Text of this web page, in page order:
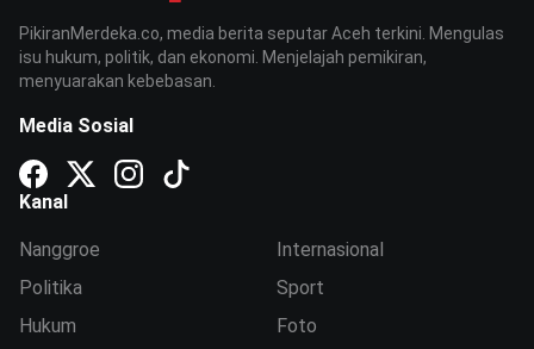
PikiranMerdeka.co, media berita seputar Aceh terkini. Mengulas
isu hukum, politik, dan ekonomi. Menjelajah pemikiran,
menyuarakan kebebasan.
Media Sosial
Kanal
Nanggroe
Politika
Hukum
Internasional
Sport
Foto